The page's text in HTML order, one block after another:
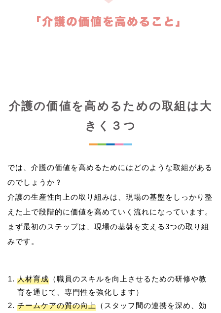
介護の価値を高めるための取組は大
きく３つ
では、介護の価値を高めるためにはどのような取組がある
のでしょうか？
介護の生産性向上の取り組みは、現場の基盤をしっかり整
えた上で段階的に価値を高めていく流れになっています。
まず最初のステップは、現場の基盤を支える3つの取り組
人材育成 （職員のスキルを向上させるための研修や教
育を通じて、専門性を強化します）
チームケアの質の向上 （スタッフ間の連携を深め、効